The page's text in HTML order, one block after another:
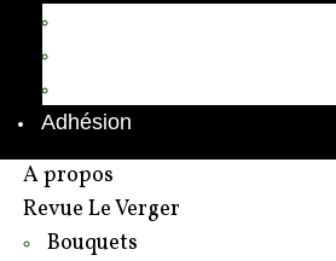
Adhésion
A propos
Revue Le Verger
Bouquets